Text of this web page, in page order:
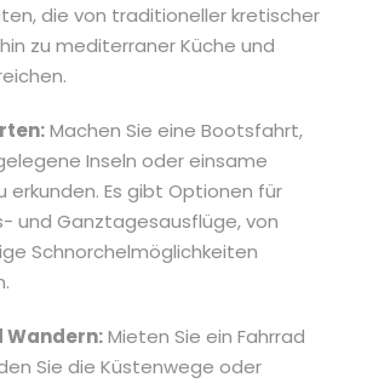
die von traditioneller kretischer
zu mediterraner Küche und
Machen Sie eine Bootsfahrt,
Inseln oder einsame
erkunden. Es gibt Optionen für
und Ganztagesausflüge, von
Schnorchelmöglichkeiten
Wandern:Mieten Sie ein Fahrrad
Sie die Küstenwege oder